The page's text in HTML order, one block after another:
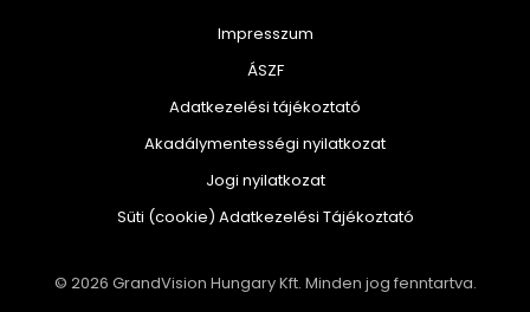
© 2026 GrandVision Hungary Kft. Minden jog fenntartva.
Impresszum
ÁSZF
Adatkezelési tájékoztató
Akadálymentességi nyilatkozat
Jogi nyilatkozat
Süti (cookie) Adatkezelési Tájékoztató